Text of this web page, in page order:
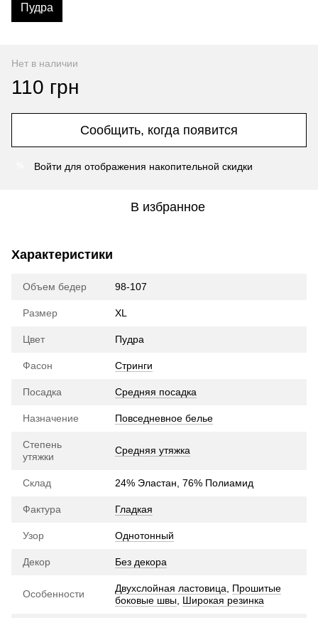
Пудра
Нет в наличии
110 грн
Сообщить, когда появится
Войти для отображения накопительной скидки
В избранное
Характеристики
Объем бедер 98-107
Размер XL
Цвет Пудра
Фасон Стринги
Посадка Средняя посадка
Назначение Повседневное белье
Степень
утяжки
Средняя утяжка
Склад 24% Эластан, 76% Полиамид
Фактура Гладкая
Узор Однотонный
Декор Без декора
Особенности Двухслойная ластовица
Прошитые
боковые швы Широкая резинка